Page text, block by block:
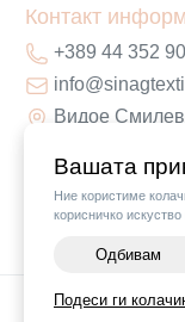
Вашата
Ние користиме
корисничко
Одбивам
Подеси ги
Контакт
+389 44 352
Видое
©